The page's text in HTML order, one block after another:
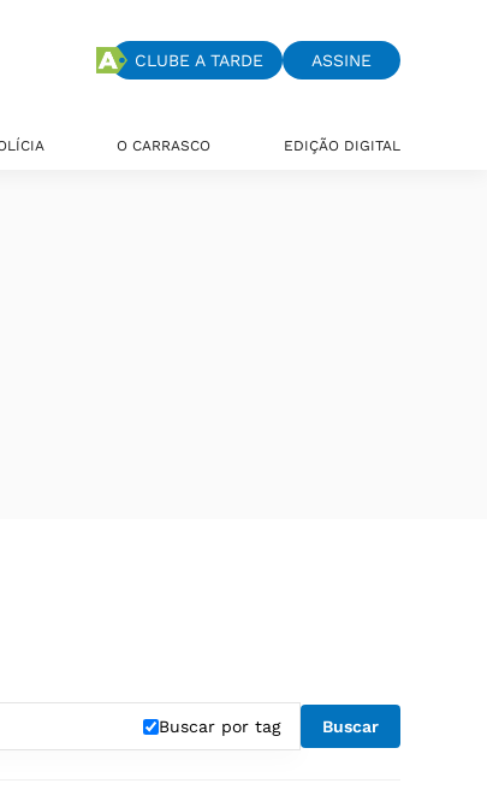
CLUBE A TARDE ASSINE
O CARRASCO EDIÇÃO DIGITAL
Buscar por tag Buscar